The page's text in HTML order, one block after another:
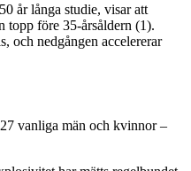
år långa studie, visar att
topp före 35-årsåldern (1).
och nedgången accelererar
vanliga män och kvinnor –